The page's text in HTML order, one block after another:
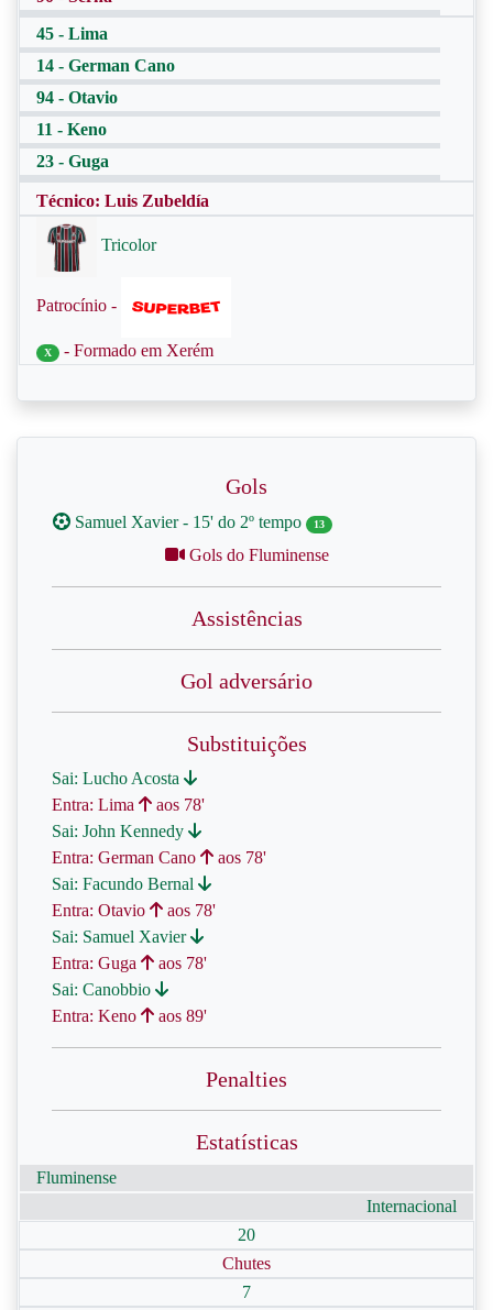
45 - Lima
14 - German Cano
94 - Otavio
11 - Keno
23 - Guga
Técnico: Luis Zubeldía
Tricolor
Patrocínio -
X - Formado em Xerém
Gols
Samuel Xavier - 15' do 2º tempo 13
Gols do Fluminense
Assistências
Gol adversário
Substituições
Sai: Lucho Acosta
Entra: Lima
aos 78'
Sai: John Kennedy
Entra: German Cano
aos 78'
Sai: Facundo Bernal
Entra: Otavio
aos 78'
Sai: Samuel Xavier
Entra: Guga
aos 78'
Sai: Canobbio
Entra: Keno
aos 89'
Penalties
Estatísticas
Fluminense
Internacional
20
Chutes
7